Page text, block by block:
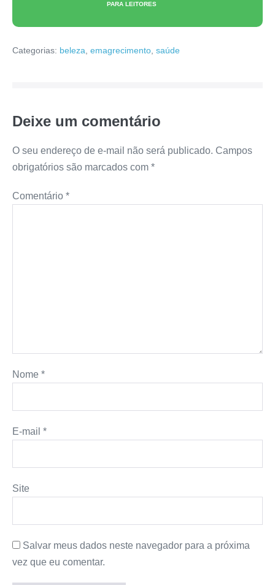
PARA LEITORES
Categorias: beleza emagrecimento saúde
Deixe um comentário
O seu endereço de e-mail não será publicado. Campos
obrigatórios são marcados com *
Comentário *
Nome *
E-mail *
Site
Salvar meus dados neste navegador para a próxima
vez que eu comentar.